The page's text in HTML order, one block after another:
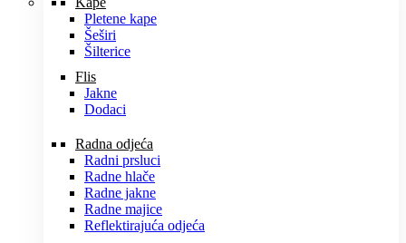
Pletene kape
Šeširi
Šilterice
Flis
Jakne
Dodaci
Radna odjeća
Radni prsluci
Radne hlače
Radne jakne
Radne majice
Reflektirajuća odjeća